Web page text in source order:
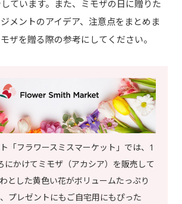
ています。また、ミモザの日に贈りた
メントのアイデア、注意点をまとめま
ザを贈る際の参考にしてください。
「フラワースミスマーケット」では、1
にかけてミモザ（アカシア）を販売して
とした黄色い花がボリュームたっぷり
プレゼントにもご自宅用にもぴった